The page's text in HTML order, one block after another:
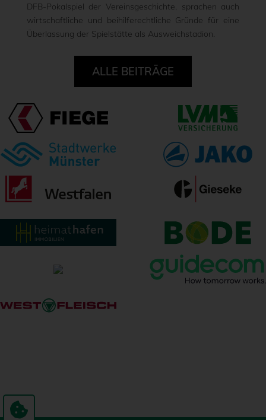
DFB-Pokalspiel der Vereinsgeschichte, sprachen auch
wirtschaftliche und beihilferechtliche Gründe für eine
Überlassung der Spielstätte als Ausweichstadion.
ALLE BEITRÄGE